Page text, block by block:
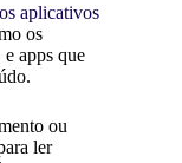
aplicativos
os
apps que
ou
ler